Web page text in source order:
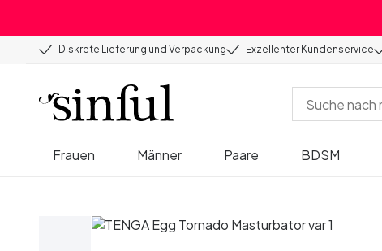
Diskrete Lieferung und Verpackung Exzellenter Kundenservice
Frauen Männer Paare BDSM